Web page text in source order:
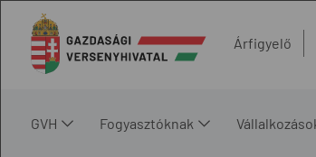
Árfigyelő
GVH Fogyasztóknak